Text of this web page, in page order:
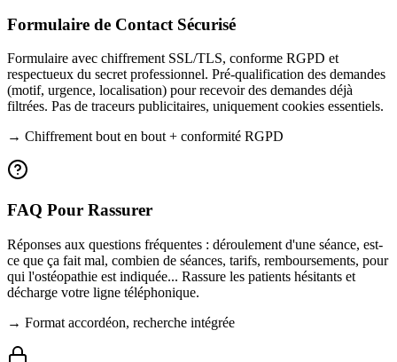
Formulaire de Contact Sécurisé
Formulaire avec chiffrement SSL/TLS, conforme RGPD et
respectueux du secret professionnel. Pré-qualification des demandes
(motif, urgence, localisation) pour recevoir des demandes déjà
filtrées. Pas de traceurs publicitaires, uniquement cookies essentiels.
→ Chiffrement bout en bout + conformité RGPD
FAQ Pour Rassurer
Réponses aux questions fréquentes : déroulement d'une séance, est-
ce que ça fait mal, combien de séances, tarifs, remboursements, pour
qui l'ostéopathie est indiquée... Rassure les patients hésitants et
décharge votre ligne téléphonique.
→ Format accordéon, recherche intégrée